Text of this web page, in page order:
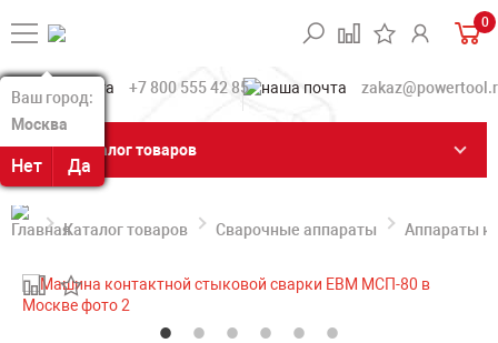
Ваш город:
Москва
Нет Да
Ваш город:
Москва
Нет Да
0
+7 800 555 42 85
Каталог товаров
Каталог товаров Сварочные аппараты Аппараты